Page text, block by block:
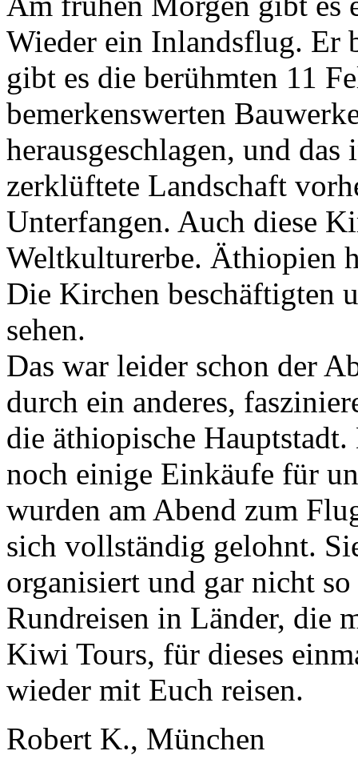
Wieder ein Inlandsflug. Er
gibt es die berühmten 11
bemerkenswerten
herausgeschlagen, und
zerklüftete Landschaft
Unterfangen. Auch diese
Weltkulturerbe. Äthiopien
Die Kirchen beschäftigten
sehen.
Das war leider schon der
durch ein anderes,
die äthiopische
noch einige Einkäufe für
wurden am Abend zum
sich vollständig gelohnt.
organisiert und gar nicht
Rundreisen in Länder, die
Kiwi Tours, für dieses
wieder mit Euch reisen.
Robert K., München